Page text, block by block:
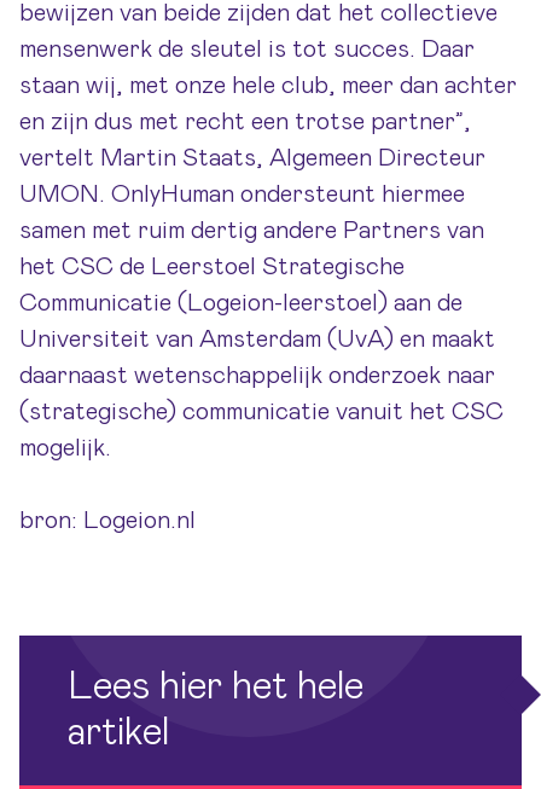
bewijzen van beide zijden dat het collectieve
mensenwerk de sleutel is tot succes. Daar
staan wij, met onze hele club, meer dan achter
en zijn dus met recht een trotse partner”,
vertelt Martin Staats, Algemeen Directeur
UMON. OnlyHuman ondersteunt hiermee
samen met ruim dertig andere Partners van
het CSC de Leerstoel Strategische
Communicatie (Logeion-leerstoel) aan de
Universiteit van Amsterdam (UvA) en maakt
daarnaast wetenschappelijk onderzoek naar
(strategische) communicatie vanuit het CSC
mogelijk.
bron: Logeion.nl
Lees hier het hele
artikel